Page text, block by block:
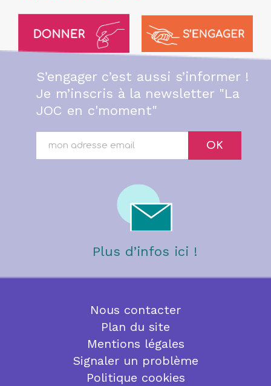
S’engager c’est aussi s’informer !
Je m’inscris à la newsletter "La
JOC en c'moment"
OK
Plus d’infos ici !
Nous contacter
Plan du site
Mentions légales
Signaler un problème
Politique cookies